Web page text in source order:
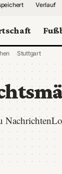
Verlauf
Stuttgart